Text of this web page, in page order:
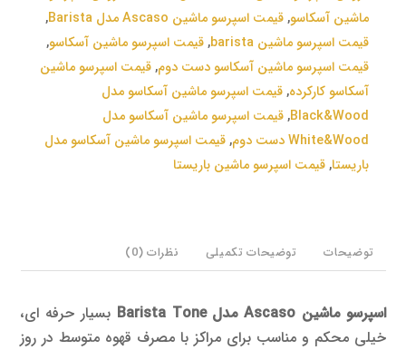
ماشین آسکاسو, قیمت اسپرسو ماشین Ascaso مدل Barista
,
قیمت اسپرسو ماشین barista
, قیمت اسپرسو ماشین آسکاسو,
قیمت اسپرسو ماشین آسکاسو دست دوم, قیمت اسپرسو ماشین
آسکاسو کارکرده, قیمت اسپرسو ماشین آسکاسو مدل
Black&Wood
, قیمت اسپرسو ماشین آسکاسو مدل
White&Wood دست دوم
, قیمت اسپرسو ماشین آسکاسو مدل
باریستا, قیمت اسپرسو ماشین باریستا
توضیحات توضیحات تکمیلی نظرات (0)
اسپرسو ماشین Ascaso مدل Barista Tone
بسیار حرفه ای،
خیلی محکم و مناسب برای مراکز با مصرف قهوه متوسط در روز